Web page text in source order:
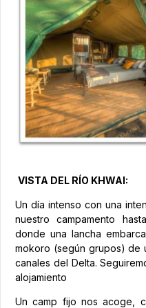
VISTA DEL RÍO KHWAI:
Un día intenso con una
nuestro campamento
donde una lancha
mokoro (según grupos) de
canales del Delta.
alojamiento
Un camp fijo nos acoge,